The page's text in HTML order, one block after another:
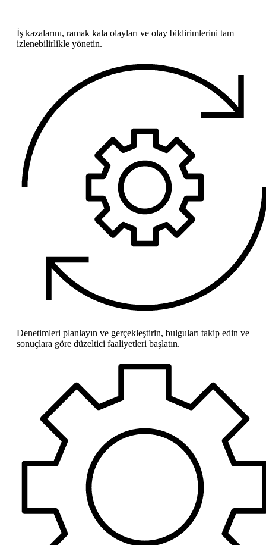
İş kazalarını, ramak kala olayları ve olay bildirimlerini tam
izlenebilirlikle yönetin.
Denetimleri planlayın ve gerçekleştirin, bulguları takip edin ve
sonuçlara göre düzeltici faaliyetleri başlatın.